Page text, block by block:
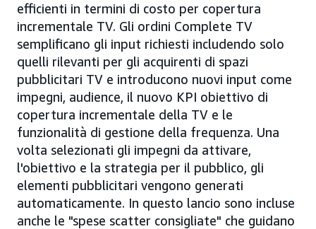
efficienti in termini di costo per copertura
incrementale TV. Gli ordini Complete TV
semplificano gli input richiesti includendo solo
quelli rilevanti per gli acquirenti di spazi
pubblicitari TV e introducono nuovi input come
impegni, audience, il nuovo KPI obiettivo di
copertura incrementale della TV e le
funzionalità di gestione della frequenza. Una
volta selezionati gli impegni da attivare,
l'obiettivo e la strategia per il pubblico, gli
elementi pubblicitari vengono generati
automaticamente. In questo lancio sono incluse
anche le "spese scatter consigliate" che guidano